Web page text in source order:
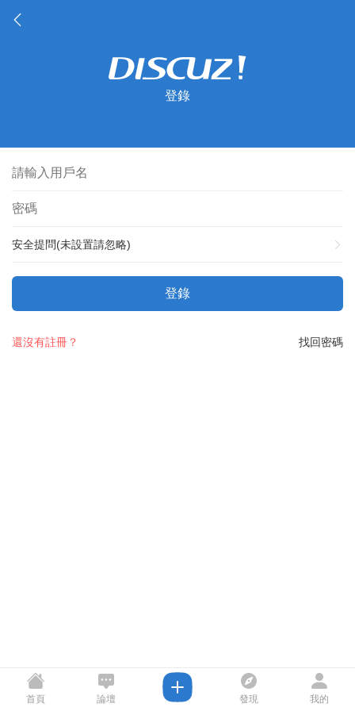
登錄
安全提問(未設置請忽略)
登錄
找回密碼
還沒有註冊？
首頁 論壇 發現 我的